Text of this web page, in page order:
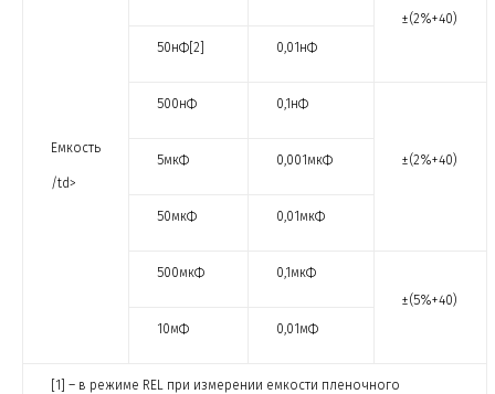
Емкость
/td>
±(2%+40)
50нФ[2]
0,01нФ
500нФ 0,1нФ
±(2%+40)
5мкФ 0,001мкФ
50мкФ 0,01мкФ
500мкФ
0,1мкФ
±(5%+40)
10мФ
0,01мФ
[1] – в режиме REL при измерении емкости пленочного